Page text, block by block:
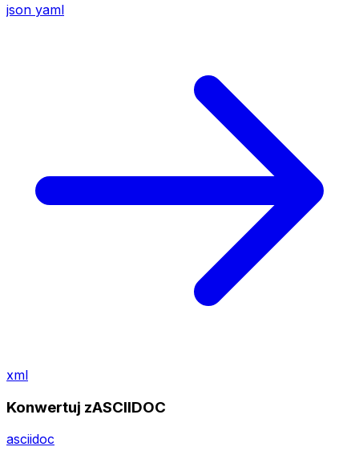
json yaml
xml
Konwertuj zASCIIDOC
asciidoc